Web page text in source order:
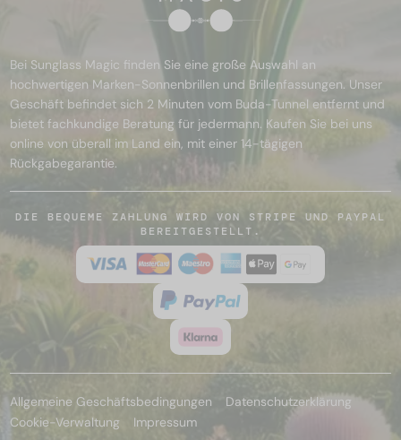
Bei Sunglass Magic finden Sie eine große Auswahl an
hochwertigen Marken-Sonnenbrillen und Brillenfassungen. Unser
Geschäft befindet sich 2 Minuten vom Buda-Tunnel entfernt und
bietet fachkundige Beratung für jedermann. Kaufen Sie bei uns
online von überall im Land ein, mit einer 14-tägigen
Rückgabegarantie.
DIE BEQUEME ZAHLUNG WIRD VON STRIPE UND PAYPAL
BEREITGESTELLT.
Allgemeine Geschäftsbedingungen
Datenschutzerklärung
Cookie-Verwaltung
Impressum